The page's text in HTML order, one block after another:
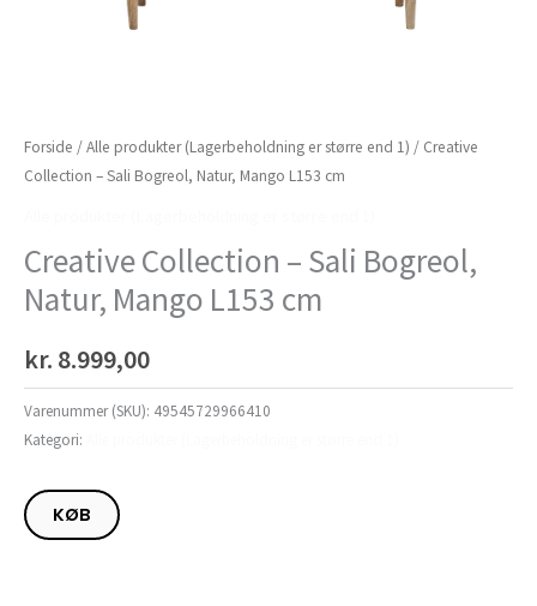
Forside /Alle produkter (Lagerbeholdning er større end 1) / Creative
Collection – Sali Bogreol, Natur, Mango L153 cm
Creative Collection – Sali Bogreol,
Natur, Mango L153 cm
kr. 8.999,00
Varenummer (SKU): 49545729966410
Kategori:
KØB